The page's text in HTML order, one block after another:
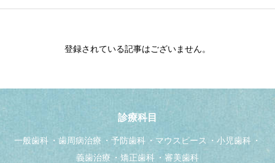
登録されている記事はございません。
診療科目
一般歯科 歯周病治療 予防歯科 マウスピース
小児歯科
義歯治療
矯正歯科 審美歯科